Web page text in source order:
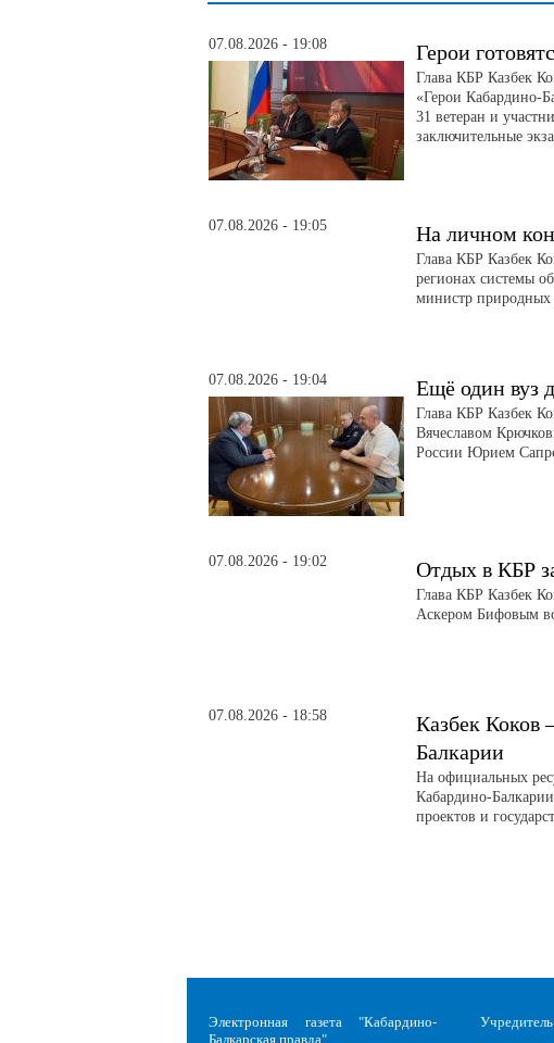
07.08.2026 - 19:08 Герои
Глава КБР Казбек
«Герои Кабардино-
31 ветеран и
заключительные
07.08.2026 - 19:05 На личном
Глава КБР Казбек
регионах системы
министр природных
07.08.2026 - 19:04 Ещё один вуз
Глава КБР Казбек
Вячеславом
России Юрием
07.08.2026 - 19:02 Отдых в КБР
Глава КБР Казбек
Аскером Бифовым
07.08.2026 - 18:58
Казбек Коков
Балкарии
На официальных
Кабардино-
проектов и
Электронная газета "Кабардино-
Балкарская правда"